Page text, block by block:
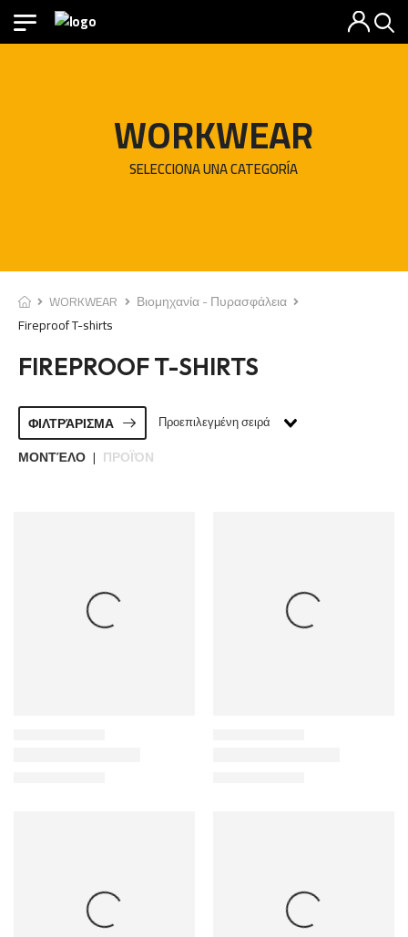
WORKWEAR
SELECCIONA UNA CATEGORÍA
WORKWEAR
Βιομηχανία - Πυρασφάλεια
Fireproof T-shirts
FIREPROOF T-SHIRTS
ΦΙΛΤΡΆΡΙΣΜΑ Προεπιλεγμένη σειρά
ΜΟΝΤΈΛΟ | ΠΡΟΪΌΝ